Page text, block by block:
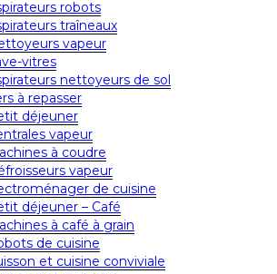
robots
traîneaux
vapeur
vitres
nettoyeurs de sol
à repasser
déjeuner
vapeur
à coudre
vapeur
de cuisine
déjeuner – Café
à café à grain
de cuisine
et cuisine conviviale